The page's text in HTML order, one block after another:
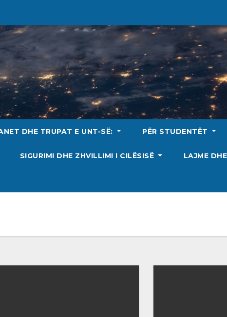
DHE TRUPAT E UNT-SË: PËR STUDENTËT
SIGURIMI DHE ZHVILLIMI I CILËSISË LAJME